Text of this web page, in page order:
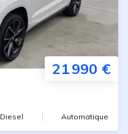
21 990 €
Diesel Automatique